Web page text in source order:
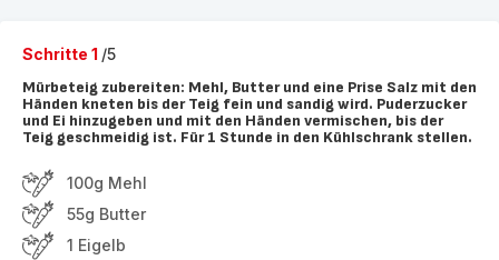
Schritte 1 /5
Mürbeteig zubereiten: Mehl, Butter und eine Prise Salz mit den
Händen kneten bis der Teig fein und sandig wird. Puderzucker
und Ei hinzugeben und mit den Händen vermischen, bis der
Teig geschmeidig ist. Für 1 Stunde in den Kühlschrank stellen.
100g Mehl
55g Butter
1 Eigelb